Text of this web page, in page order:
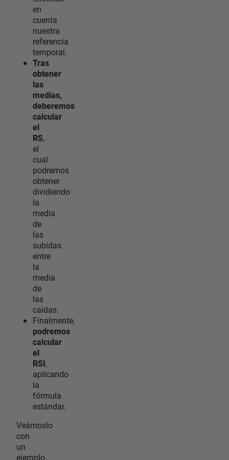
en
cuenta
nuestra
referencia
temporal.
Tras
obtener
las
medias,
deberemos
calcular
el
RS,
el
cual
podremos
obtener
dividiendo
la
media
de
las
subidas
entre
la
media
de
las
caídas.
Finalmente,
podremos
calcular
el
RSI,
aplicando
la
fórmula
estándar.
Veámoslo
con
un
ejemplo.